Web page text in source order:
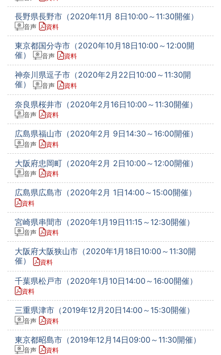
長野県長野市（2020年11月 8日10:00～11:30開催）
音声 資料
東京都国分寺市（2020年10月18日10:00～12:00開
催）
音声 資料
神奈川県逗子市（2020年2月22日10:00～11:30開
催）
音声 資料
奈良県桜井市（2020年2月16日10:00～11:30開催）
音声 資料
広島県福山市（2020年2月 9日14:30～16:00開催）
音声 資料
大阪府忠岡町（2020年2月 2日10:00～12:00開催）
音声 資料
広島県広島市（2020年2月 1日14:00～15:00開催）
資料
宮崎県串間市（2020年1月19日11:15～12:30開催）
音声 資料
大阪府大阪狭山市（2020年1月18日10:00～11:30開
催）
資料
千葉県松戸市（2020年1月10日14:00～16:00開催）
資料
三重県津市（2019年12月20日14:00～15:30開催）
音声 資料
東京都昭島市（2019年12月14日09:00～11:30開催）
音声 資料